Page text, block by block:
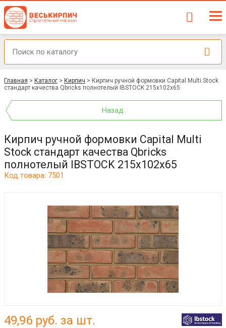
Главная > Каталог > Кирпич > Кирпич ручной формовки Capital Multi Stock
стандарт качества Qbricks полнотелый IBSTOCK 215x102x65
Назад
Кирпич ручной формовки Capital Multi
Stock стандарт качества Qbricks
полнотелый IBSTOCK 215x102x65
Код товара: 7501
49,96 руб. за шт.